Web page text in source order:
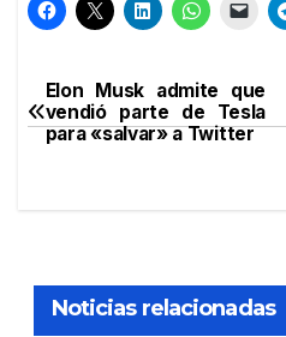
Navegación
de
Elon Musk admite que
vendió parte de Tesla
para «salvar» a Twitter
Noticias relacionadas